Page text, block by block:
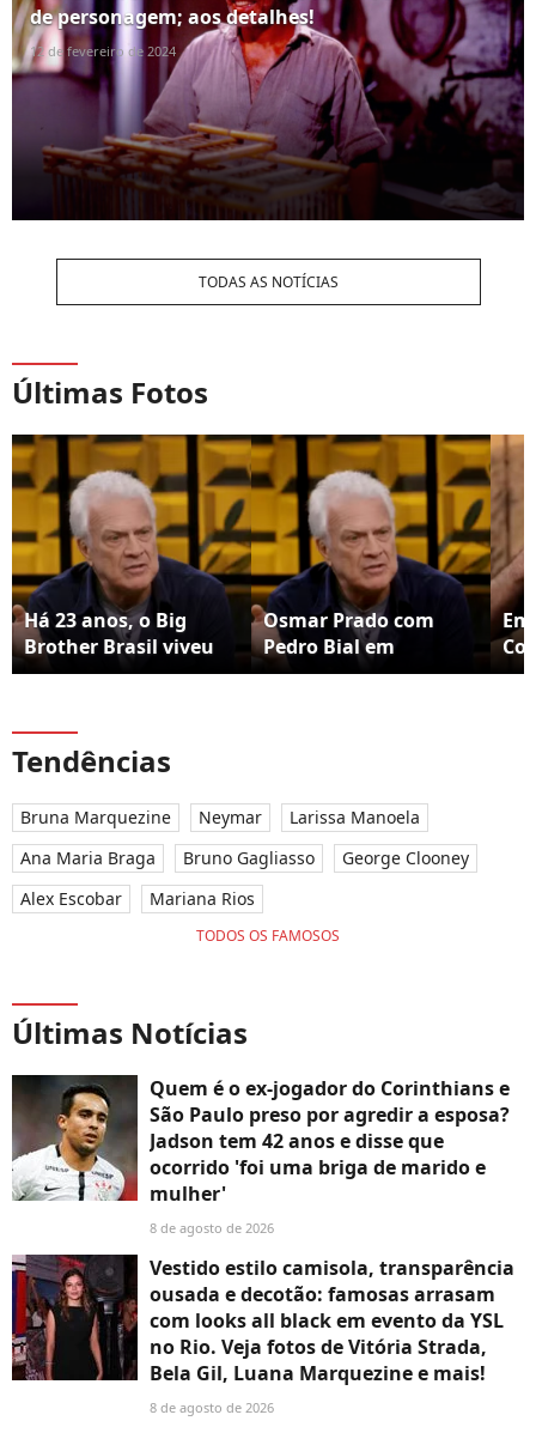
de personagem; aos detalhes!
12 de fevereiro de 2024
TODAS AS NOTÍCIAS
Últimas Fotos
Há 23 anos, o Big
Brother Brasil viveu
uma cena que
uma invasão nua ao
vivo que surpreendeu
Pedro Bial
Osmar Prado com
Pedro Bial em
programa exibido em
Tendências
Bruna Marquezine Neymar
Larissa Manoela
Ana Maria Braga
Bruno Gagliasso
George Clooney
Alex Escobar
Mariana Rios
TODOS OS FAMOSOS
Últimas Notícias
Quem é o ex-jogador do Corinthians e
São Paulo preso por agredir a esposa?
Jadson tem 42 anos e disse que
ocorrido 'foi uma briga de marido e
mulher'
8 de agosto de 2026
Vestido estilo camisola, transparência
ousada e decotão: famosas arrasam
com looks all black em evento da YSL
no Rio. Veja fotos de Vitória Strada,
Bela Gil, Luana Marquezine e mais!
8 de agosto de 2026